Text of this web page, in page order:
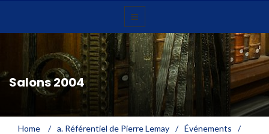
Salons 2004
Home / a. Référentiel de Pierre Lemay / Événements
/